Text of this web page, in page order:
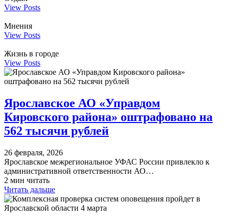
View Posts
Мнения
View Posts
Жизнь в городе
View Posts
Ярославское АО «Управдом
Кировского района» оштрафовано на
562 тысячи рублей
26 февраля, 2026
Ярославское межрегиональное УФАС России привлекло к
административной ответственности АО…
2 мин читать
Читать дальше